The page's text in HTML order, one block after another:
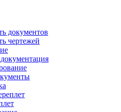
документов
чертежей